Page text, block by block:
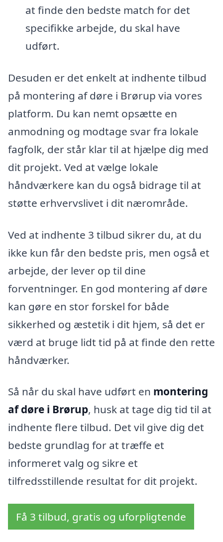
at finde den bedste match for det
specifikke arbejde, du skal have
udført.
Desuden er det enkelt at indhente tilbud
på montering af døre i Brørup via vores
platform. Du kan nemt opsætte en
anmodning og modtage svar fra lokale
fagfolk, der står klar til at hjælpe dig med
dit projekt. Ved at vælge lokale
håndværkere kan du også bidrage til at
støtte erhvervslivet i dit nærområde.
Ved at indhente 3 tilbud sikrer du, at du
ikke kun får den bedste pris, men også et
arbejde, der lever op til dine
forventninger. En god montering af døre
kan gøre en stor forskel for både
sikkerhed og æstetik i dit hjem, så det er
værd at bruge lidt tid på at finde den rette
håndværker.
Så når du skal have udført en montering
af døre i Brørup, husk at tage dig tid til at
indhente flere tilbud. Det vil give dig det
bedste grundlag for at træffe et
informeret valg og sikre et
tilfredsstillende resultat for dit projekt.
Få 3 tilbud, gratis og uforpligtende